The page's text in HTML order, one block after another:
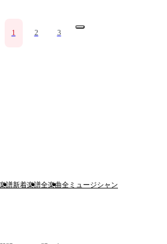
1 2 3
譜新着楽譜全楽曲全ミュージシャン